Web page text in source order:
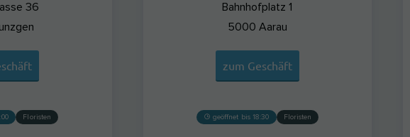
36
Floristen
Bahnhofplatz 1
5000 Aarau
zum Geschäft
geöffnet bis 18:30 Floristen